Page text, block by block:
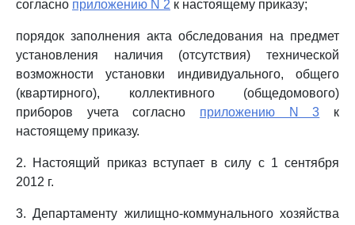
согласно приложению N 2 к настоящему приказу;
порядок заполнения акта обследования на предмет
установления наличия (отсутствия) технической
возможности установки индивидуального, общего
(квартирного), коллективного (общедомового)
приборов учета согласно приложению N 3 к
настоящему приказу.
2. Настоящий приказ вступает в силу с 1 сентября
2012 г.
3. Департаменту жилищно-коммунального хозяйства